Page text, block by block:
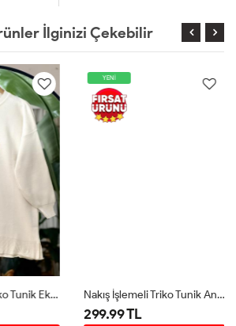
İlginizi Çekebilir
Nakış İşlemeli Triko Tunik Ekru NSY9027
YENİ
Nakış İşlemeli Triko Tunik Antrasit NSY9027
299.99 TL